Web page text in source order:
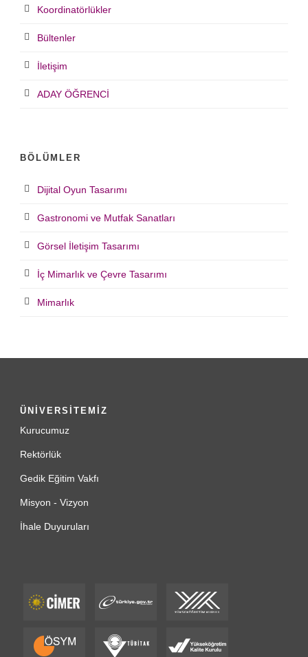
Koordinatörlükler
Bültenler
İletişim
ADAY ÖĞRENCİ
BÖLÜMLER
Dijital Oyun Tasarımı
Gastronomi ve Mutfak Sanatları
Görsel İletişim Tasarımı
İç Mimarlık ve Çevre Tasarımı
Mimarlık
ÜNİVERSİTEMİZ
Kurucumuz
Rektörlük
Gedik Eğitim Vakfı
Misyon - Vizyon
İhale Duyuruları